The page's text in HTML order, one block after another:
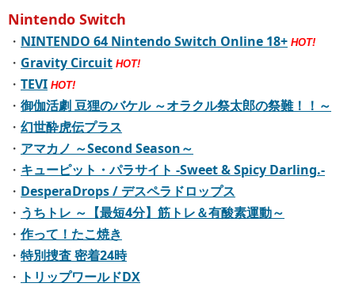
Nintendo Switch
・ NINTENDO 64 Nintendo Switch Online 18+ HOT!
・ Gravity Circuit HOT!
・ TEVI HOT!
・ 御伽活劇 豆狸のバケル ～オラクル祭太郎の祭難！！～
・ 幻世酔虎伝プラス
・ アマカノ ～Second Season～
・ キューピット・パラサイト -Sweet & Spicy Darling.-
・ DesperaDrops / デスペラドロップス
・ うちトレ ～【最短4分】筋トレ＆有酸素運動～
・ 作って！たこ焼き
・ 特別捜査 密着24時
・ トリップワールドDX